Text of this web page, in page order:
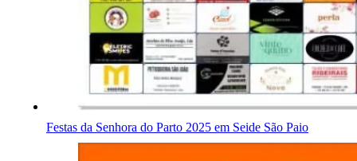
Festas da Senhora do Parto 2025 em Seide São Paio